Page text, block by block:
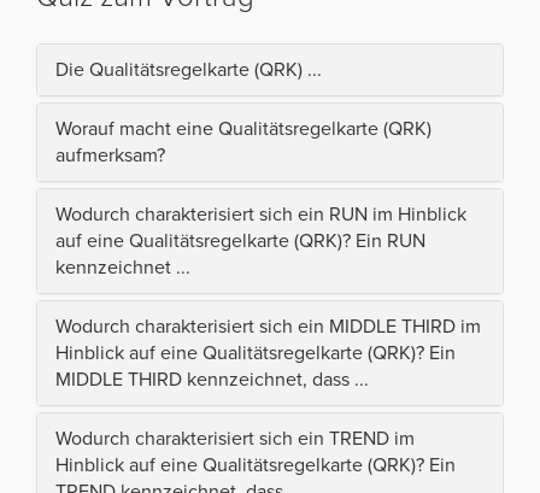
Die Qualitätsregelkarte (QRK) ...
Worauf macht eine Qualitätsregelkarte (QRK)
aufmerksam?
Wodurch charakterisiert sich ein RUN im Hinblick
auf eine Qualitätsregelkarte (QRK)? Ein RUN
kennzeichnet ...
Wodurch charakterisiert sich ein MIDDLE THIRD im
Hinblick auf eine Qualitätsregelkarte (QRK)? Ein
MIDDLE THIRD kennzeichnet, dass ...
Wodurch charakterisiert sich ein TREND im
Hinblick auf eine Qualitätsregelkarte (QRK)? Ein